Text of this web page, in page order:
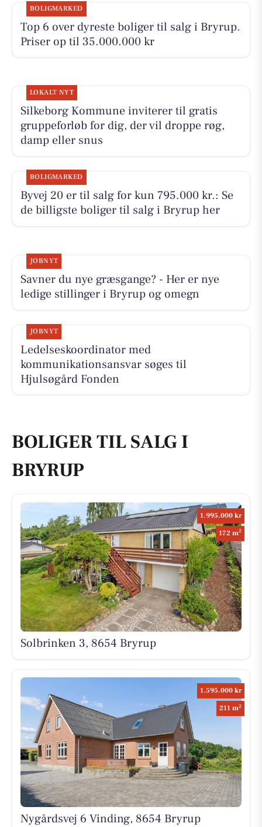
BOLIGMARKED
Top 6 over dyreste boliger til salg i Bryrup.
Priser op til 35.000.000 kr
LOKALT NYT
Silkeborg Kommune inviterer til gratis
gruppeforløb for dig, der vil droppe røg,
damp eller snus
BOLIGMARKED
Byvej 20 er til salg for kun 795.000 kr.: Se
de billigste boliger til salg i Bryrup her
JOBNYT
Savner du nye græsgange? - Her er nye
ledige stillinger i Bryrup og omegn
JOBNYT
Ledelseskoordinator med
kommunikationsansvar søges til
Hjulsøgård Fonden
BOLIGER TIL SALG I
BRYRUP
1.995.000 kr
172 m2
Solbrinken 3, 8654 Bryrup
1.595.000 kr
211 m2
Nygårdsvej 6 Vinding, 8654 Bryrup